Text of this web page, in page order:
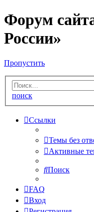
Форум
России»
Пропустить
поиск
Ссылки
Темы без
Активные
Поиск
FAQ
Вход